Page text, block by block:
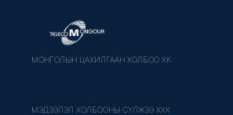
МОНГОЛЫН ЦАХИЛГААН ХОЛБОО ХК
МЭДЭЭЛЭЛ ХОЛБООНЫ СҮЛЖЭЭ ХХК